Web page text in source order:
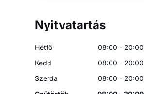
Nyitvatartás
Hétfő
08:00 - 20:00
Kedd
08:00 - 20:00
Szerda
08:00 - 20:00